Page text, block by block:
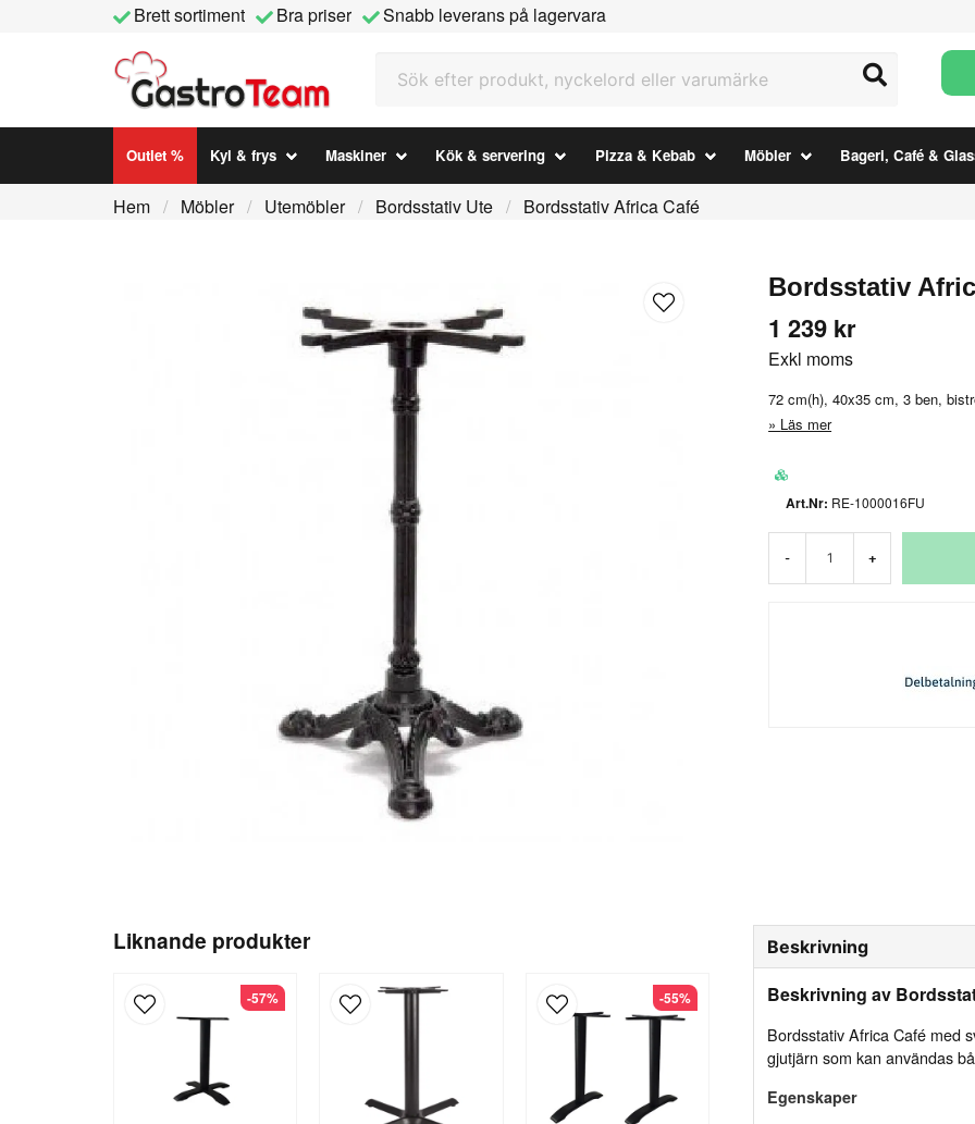
Brett sortiment Bra priser
Snabb leverans på lagervara
Outlet % Kyl & frys Maskiner Kök & servering Pizza & Kebab Möbler Bageri, Café &
Hem Möbler Utemöbler Bordsstativ Ute Bordsstativ Africa Café
Bordsstativ
1 239 kr
Exkl moms
72 cm(h), 40x35 cm, 3 ben,
Läs mer
RE-1000016FU
- +
Liknande produkter
-57% -55%
Beskrivning
Beskrivning av
Bordsstativ Africa Café med
gjutjärn som kan användas
Egenskaper